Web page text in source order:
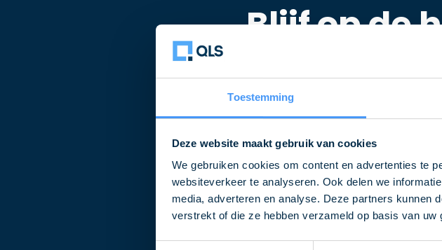
Toestemming
Deze website maakt gebruik van cookies
We gebruiken cookies om content en advertenties te
websiteverkeer te analyseren. Ook delen we
media, adverteren en analyse. Deze partners kunnen
verstrekt of die ze hebben verzameld op basis van uw
Blijf op de
Naam
E-
mailadres